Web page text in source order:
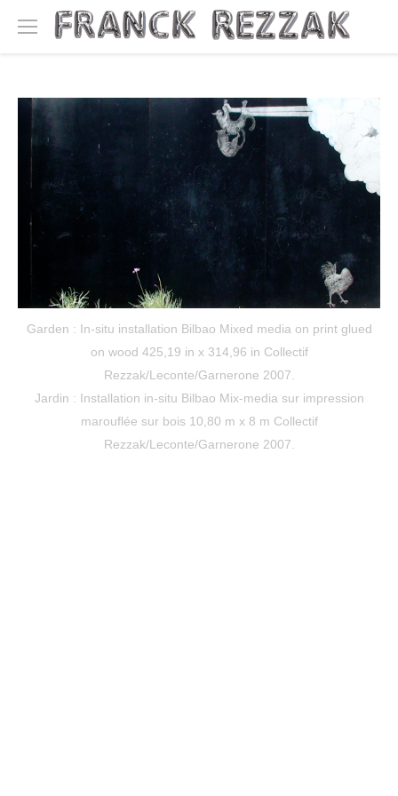
Garden : In-situ installation Bilbao Mixed media on print glued
on wood 425,19 in x 314,96 in Collectif
Rezzak/Leconte/Garnerone 2007.
Jardin : Installation in-situ Bilbao Mix-media sur impression
marouflée sur bois 10,80 m x 8 m Collectif
Rezzak/Leconte/Garnerone 2007.